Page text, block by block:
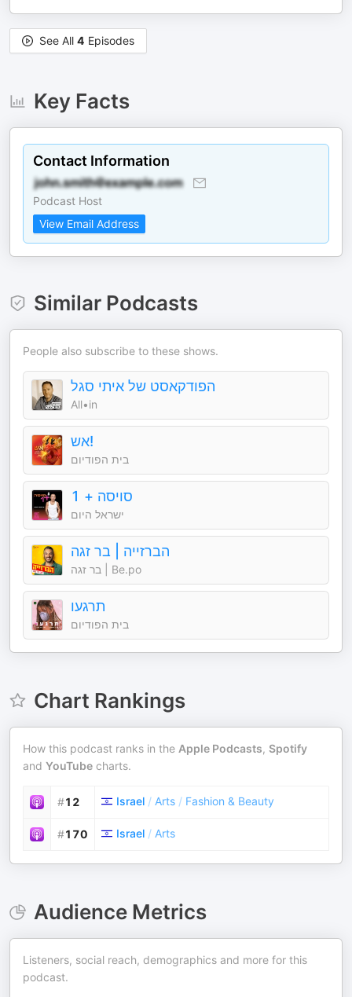
See All 4 Episodes
Key Facts
Contact Information
Podcast Host
View Email Address
Similar Podcasts
People also subscribe to these shows.
הפודקאסט של איתי סגל
All•in
אש!
בית הפודיום
סויסה + 1
ישראל היום
הברזייה | בר זגה
בר זגה | Be.po
תרגעו
בית הפודיום
Chart Rankings
How this podcast ranks in the Apple Podcasts, Spotify
and YouTube charts.
#12 Israel / Arts / Fashion & Beauty
#170 Israel / Arts
Audience Metrics
Listeners, social reach, demographics and more for this
podcast.